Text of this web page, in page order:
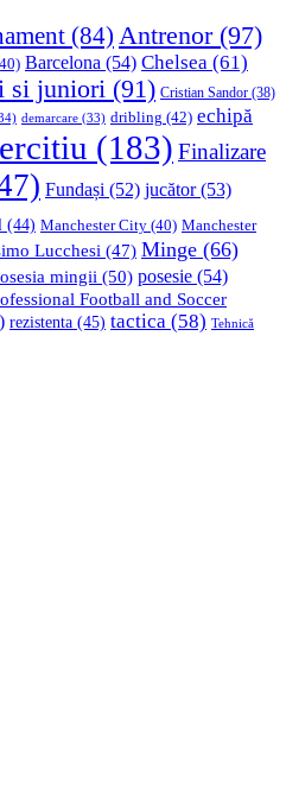
(84) Antrenor(97)
Barcelona (54) Chelsea (61)
si juniori (91) Cristian Sandor (38)
demarcare (33) dribling (42) echipă
(183) Finalizare
Fundași (52) jucător(53)
(44) Manchester City (40) Manchester
Lucchesi (47) Minge (66)
mingii (50) posesie (54)
Football and Soccer
rezistenta (45) tactica (58) Tehnică